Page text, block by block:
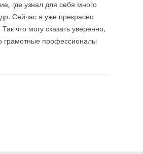
где узнал для себя много
Сейчас я уже прекрасно
что могу сказать уверенно,
грамотные профессионалы